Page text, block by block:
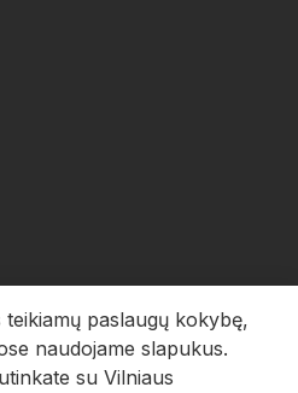
Vilnius
paslaugų kokybę,
naudojame slapukus.
su Vilniaus